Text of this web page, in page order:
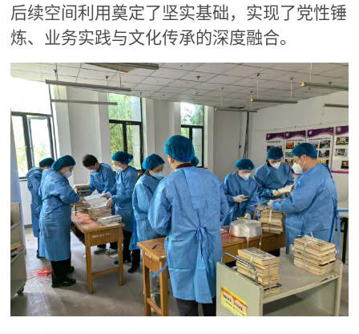
后续空间利用奠定了坚实基础，实现了党性锤
炼、业务实践与文化传承的深度融合。